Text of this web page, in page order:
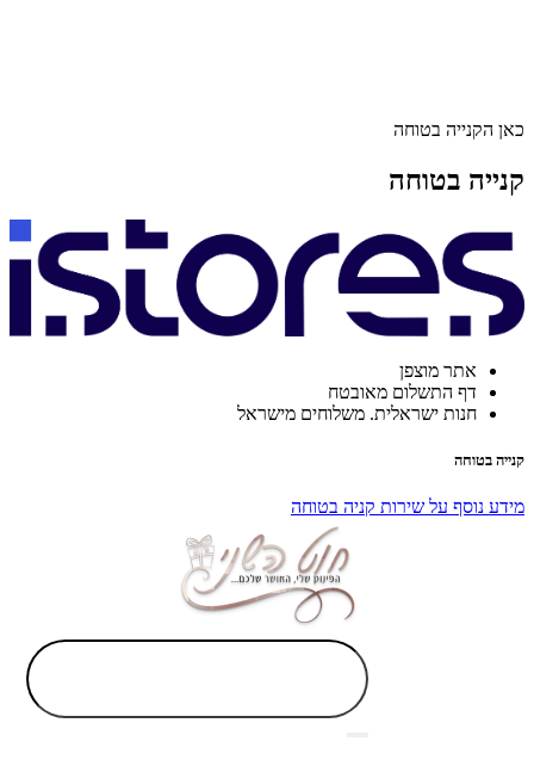
כאן הקנייה בטוחה
קנייה בטוחה
אתר מוצפן
דף התשלום מאובטח
חנות ישראלית. משלוחים מישראל
קנייה בטוחה
מידע נוסף על שירות קניה בטוחה